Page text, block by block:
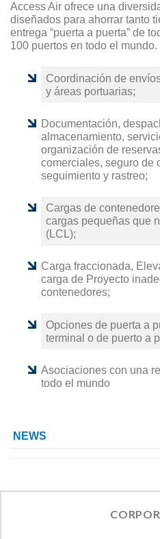
Access Air ofrece una
diseñados para ahorrar tanto
entrega “puerta a puerta” de
100 puertos en todo el mundo.
Coordinación de
y áreas portuarias;
Documentación,
almacenamiento,
organización de
comerciales, seguro de
seguimiento y rastreo;
Cargas de
cargas pequeñas que
(LCL);
Carga fraccionada,
carga de Proyecto
contenedores;
Opciones de puerta a
terminal o de puerto a
Asociaciones con una
todo el mundo
NEWS